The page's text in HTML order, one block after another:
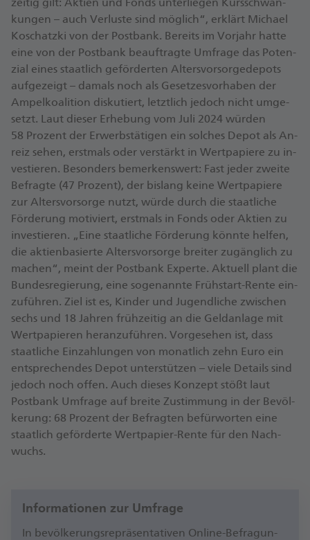
kun­gen – auch Ver­lus­te sind mög­li­ch“, er­klärt Mi­cha­el
Ko­schatz­ki von der Postbank. Be­reits im Vor­jahr hat­te
ei­ne von der Postbank be­auf­trag­te Um­fra­ge das Po­ten­
zi­al ei­nes staat­lich ge­för­der­ten Al­ters­vor­sor­ge­de­pots
auf­ge­zeig­t – da­mals noch als Ge­set­zes­vor­ha­ben der
Am­pel­ko­ali­ti­on dis­ku­tiert, letzt­lich je­doch nicht um­ge­
setzt. Laut die­ser Er­he­bung vom Ju­li 2024 wür­den
58 Pro­zent der Er­werbs­tä­ti­gen ein sol­ches De­pot als An­
reiz se­hen, erst­mals oder ver­stärkt in Wert­pa­pie­re zu in­
ves­tie­ren. Be­son­ders be­mer­kens­wert: Fast je­der zwei­te
Be­frag­te (47 ­Pro­zent), der bis­lang kei­ne Wert­pa­pie­re
zur Al­ters­vor­sor­ge nutzt, wür­de durch die staat­li­che
För­de­rung mo­ti­viert, erst­mals in Fonds oder Ak­ti­en zu
in­ves­tie­ren. „Ei­ne staat­li­che För­de­rung könn­te hel­fen,
die ak­ti­en­ba­sier­te Al­ters­vor­sor­ge brei­ter zu­gäng­lich zu
ma­chen“, meint der Postbank Ex­per­te. Ak­tu­ell plant die
Bun­des­re­gie­rung, ei­ne so­ge­nann­te Früh­start-Ren­te ein­
zu­füh­ren. Ziel ist es, Kin­der und Ju­gend­li­che zwi­schen
sechs und 18 Jah­ren früh­zei­tig an die Geld­an­la­ge mit
Wert­pa­pie­ren her­an­zu­füh­ren. Vor­ge­se­hen ist, dass
staat­li­che Ein­zah­lun­gen von mo­nat­lich zehn Eu­ro ein
ent­spre­chen­des De­pot un­ter­stüt­zen – vie­le De­tails sind
je­doch noch of­fen. Auch die­ses Kon­zept stö­ßt laut
Postbank Um­fra­ge auf brei­te Zu­stim­mung in der Be­völ­
ke­rung: 68 ­Pro­zent der Be­frag­ten be­für­wor­ten ei­ne
staat­lich ge­för­der­te Wert­pa­pier-Ren­te für den Nach­
wuchs.
Informationen zur Umfrage
In be­völ­ke­rungs­re­prä­sen­ta­ti­ven On­line-Be­fra­gun­